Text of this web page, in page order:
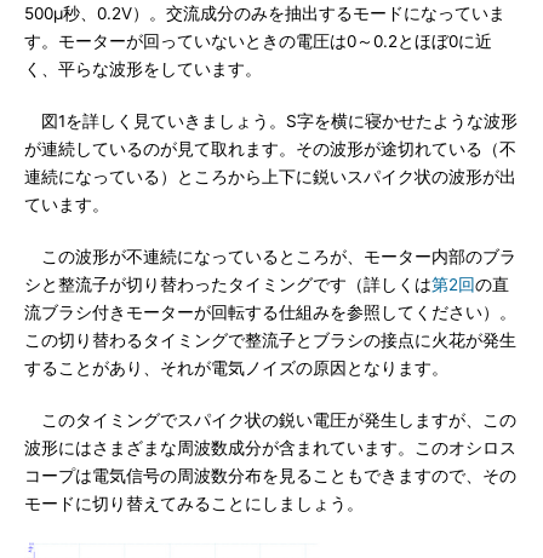
500μ秒、0.2V）。交流成分のみを抽出するモードになっていま
す。モーターが回っていないときの電圧は0～0.2とほぼ0に近
く、平らな波形をしています。
図1を詳しく見ていきましょう。S字を横に寝かせたような波形
が連続しているのが見て取れます。その波形が途切れている（不
連続になっている）ところから上下に鋭いスパイク状の波形が出
ています。
この波形が不連続になっているところが、モーター内部のブラ
シと整流子が切り替わったタイミングです（詳しくは第2回の直
流ブラシ付きモーターが回転する仕組みを参照してください）。
この切り替わるタイミングで整流子とブラシの接点に火花が発生
することがあり、それが電気ノイズの原因となります。
このタイミングでスパイク状の鋭い電圧が発生しますが、この
波形にはさまざまな周波数成分が含まれています。このオシロス
コープは電気信号の周波数分布を見ることもできますので、その
モードに切り替えてみることにしましょう。